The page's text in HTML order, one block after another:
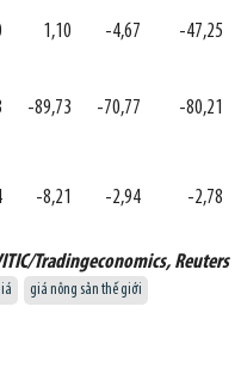
1,10 -4,67 -47,25
-89,73 -70,77 -80,21
-8,21 -2,94 -2,78
Tradingeconomics, Reuters
giá nông sản thế giới